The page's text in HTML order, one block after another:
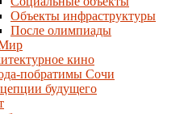
Объекты инфраструктуры
После олимпиады
кино
побратимы Сочи
будущего